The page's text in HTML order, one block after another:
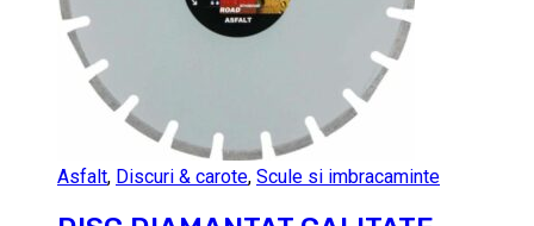
Asfalt, Discuri & carote, Scule si imbracaminte